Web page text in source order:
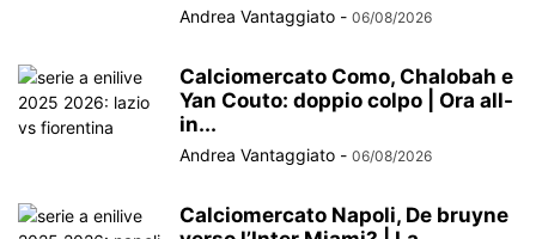
Andrea Vantaggiato - 06/08/2026
Calciomercato Como, Chalobah e
Yan Couto: doppio colpo | Ora all-
in...
Andrea Vantaggiato - 06/08/2026
Calciomercato Napoli, De bruyne